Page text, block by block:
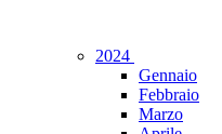
2024
Gennaio
Febbraio
Marzo